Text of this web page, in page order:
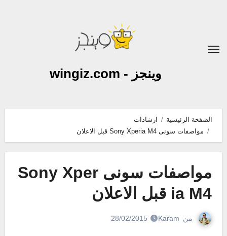
وينجز - wingiz.com
الصفحة الرئيسية
ارشادات
مواصفات سونى Sony Xperia M4 قبل الاعلان
مواصفات سونى Sony Xper
ia M4 قبل الاعلان
من Karam
28/02/2015